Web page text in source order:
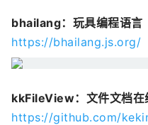
bhailang：玩具编程语言
https://bhailang.js.org/
kkFileView：文件文档在
https://github.com/